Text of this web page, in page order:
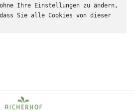
Ihre Einstellungen zu ändern,
Sie alle Cookies von dieser